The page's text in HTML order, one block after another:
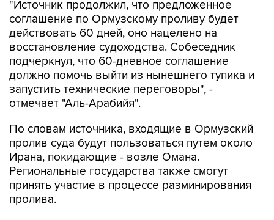
действовать 60 дней, оно нацелено на
восстановление судоходства. Собеседник
подчеркнул, что 60-дневное соглашение
должно помочь выйти из нынешнего тупика и
запустить технические переговоры", -
отмечает "Аль-Арабийя".
По словам источника, входящие в Ормузский
Ирана, покидающие - возле Омана.
Региональные государства также смогут
принять участие в процессе разминирования
пролива.
Источник добавил, что США и Иран